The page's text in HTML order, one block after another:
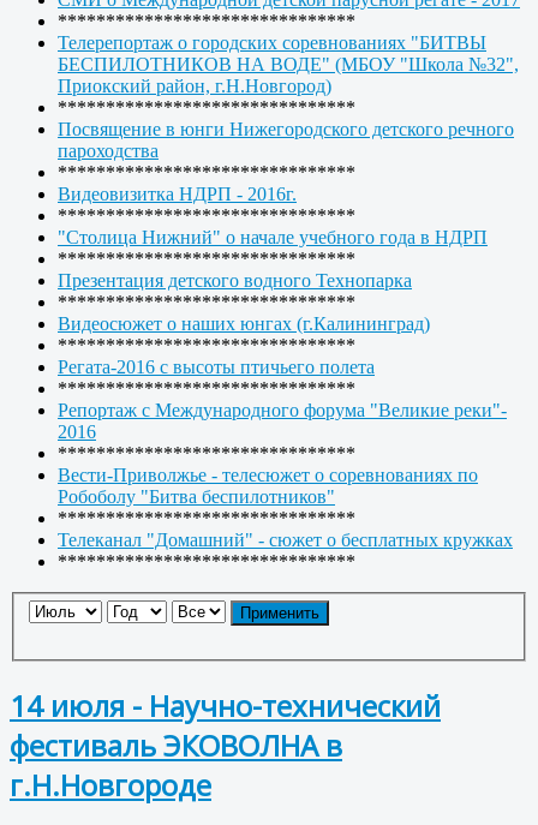
*******************************
Телерепортаж о городских соревнованиях "БИТВЫ
БЕСПИЛОТНИКОВ НА ВОДЕ" (МБОУ "Школа №32",
Приокский район, г.Н.Новгород)
*******************************
Посвящение в юнги Нижегородского детского речного
пароходства
*******************************
Видеовизитка НДРП - 2016г.
*******************************
"Столица Нижний" о начале учебного года в НДРП
*******************************
Презентация детского водного Технопарка
*******************************
Видеосюжет о наших юнгах (г.Калининград)
*******************************
Регата-2016 с высоты птичьего полета
*******************************
Репортаж с Международного форума "Великие реки"-
2016
*******************************
Вести-Приволжье - телесюжет о соревнованиях по
Робоболу "Битва беспилотников"
*******************************
Телеканал "Домашний" - сюжет о бесплатных кружках
*******************************
Применить
14 июля - Научно-технический
фестиваль ЭКОВОЛНА в
г.Н.Новгороде